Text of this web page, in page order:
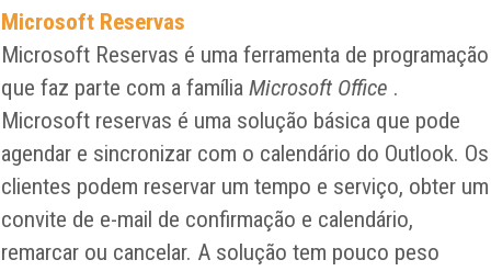
Microsoft Reservas
Microsoft Reservas é uma ferramenta de programação
que faz parte com a famíliaMicrosoft Office .
Microsoft reservas é uma solução básica que pode
agendar e sincronizar com o calendário do Outlook. Os
clientes podem reservar um tempo e serviço, obter um
convite de e-mail de confirmação e calendário,
remarcar ou cancelar. A solução tem pouco peso